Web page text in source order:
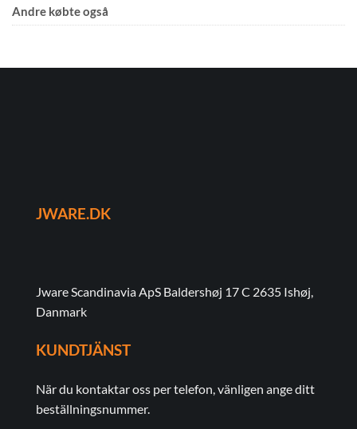
Andre købte også
JWARE.DK
Jware Scandinavia ApS Baldershøj 17 C 2635 Ishøj,
Danmark
KUNDTJÄNST
När du kontaktar oss per telefon, vänligen ange ditt
beställningsnummer.